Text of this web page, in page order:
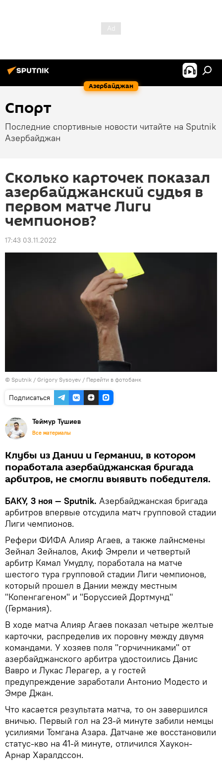
Азербайджан
Спорт
Последние спортивные новости читайте на Sputnik
Азербайджан
Сколько карточек показал
азербайджанский судья в
первом матче Лиги
чемпионов?
17:43 03.11.2022
© Sputnik / Grigory Sysoyev / Перейти в фотобанк
Подписаться
Теймур Тушиев
Все материалы
Клубы из Дании и Германии, в котором
поработала азербайджанская бригада
арбитров, не смогли выявить победителя.
БАКУ, 3 ноя — Sputnik. Азербайджанская бригада
арбитров впервые отсудила матч групповой стадии
Лиги чемпионов.
Рефери ФИФА Алияр Агаев, а также лайнсмены
Зейнал Зейналов, Акиф Эмрели и четвертый
арбитр Кямал Умудлу, поработала на матче
шестого тура групповой стадии Лиги чемпионов,
который прошел в Дании между местным
"Копенгагеном" и "Боруссией Дортмунд"
(Германия).
В ходе матча Алияр Агаев показал четыре желтые
карточки, распределив их поровну между двумя
командами. У хозяев поля "горчичниками" от
азербайджанского арбитра удостоились Данис
Вавро и Лукас Лерагер, а у гостей
предупреждение заработали Антонио Модесто и
Эмре Джан.
Что касается результата матча, то он завершился
вничью. Первый гол на 23-й минуте забили немцы
усилиями Томгана Азара. Датчане же восстановили
статус-кво на 41-й минуте, отличился Хаукон-
Арнар Харалдссон.